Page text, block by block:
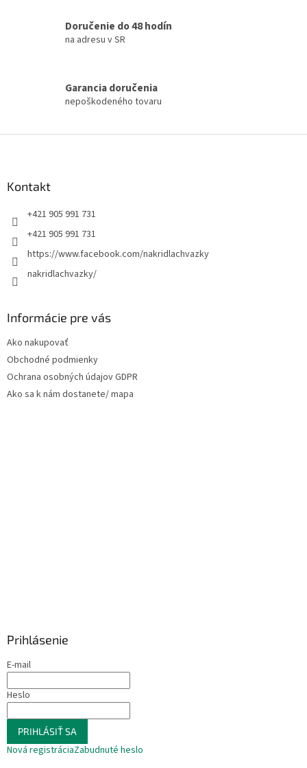
ý
p
Doručenie do 48 hodín
na adresu v SR
Garancia doručenia
nepoškodeného tovaru
Kontakt
+421 905 991 731
+421 905 991 731
https://www.facebook.com/nakridlachvazky
nakridlachvazky/
Informácie pre vás
Ako nakupovať
Obchodné podmienky
Ochrana osobných údajov GDPR
Ako sa k nám dostanete/ mapa
Prihlásenie
E-mail
Heslo
PRIHLÁSIŤ SA
Nová registráciaZabudnuté heslo